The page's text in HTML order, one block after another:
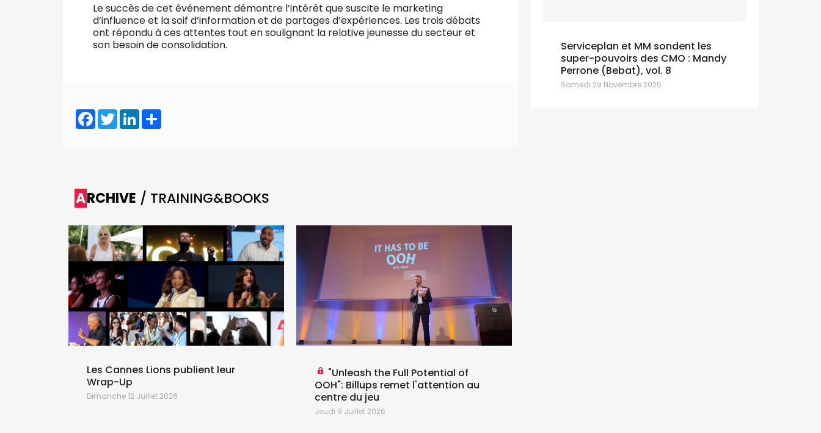
Le succès de cet événement démontre l’intérêt que suscite le marketing
d’influence et la soif d’information et de partages d’expériences. Les trois débats
ont répondu à ces attentes tout en soulignant la relative jeunesse du secteur et
son besoin de consolidation.
Facebook
TwitterLinkedIn
ARCHIVE / TRAINING&BOOKS
Les Cannes Lions publient leur
Wrap-Up
Dimanche 12 Juillet 2026
"Unleash the Full Potential of
OOH": Billups remet l'attention au
centre du jeu
Jeudi 9 Juillet 2026
Serviceplan et MM sondent les
super-pouvoirs des CMO : Mandy
Perrone (Bebat), vol. 8
Samedi 29 Novembre 2025